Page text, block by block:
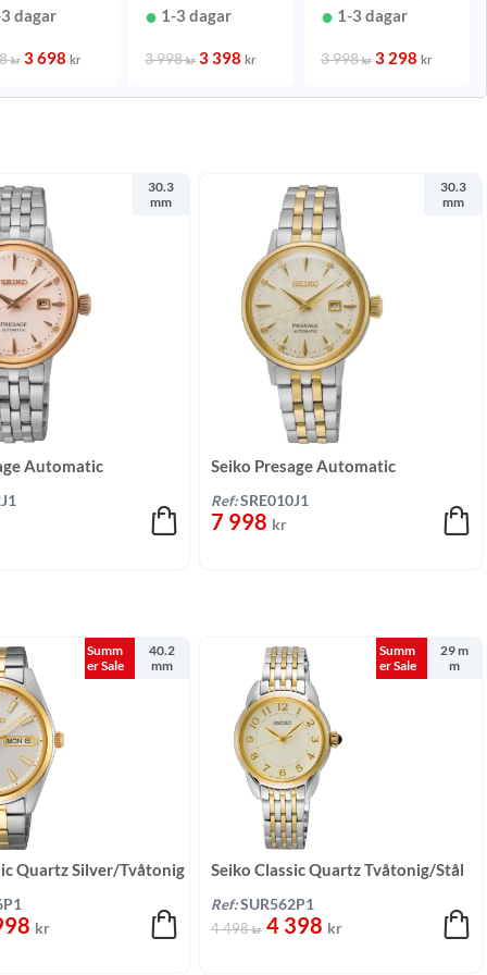
dagar
kr 3 698 kr
1-3 dagar
3 998kr 3 398kr
g 29,8 mm
1-3 dagar
3 998kr 3 298kr
30.3
mm
Automatic
30.3
mm
Seiko Presage Automatic
Ref:SRE010J1
7 998 kr
Summ
er Sale
40.2
mm
Quartz Silver/Tvåtonig
kr
Summ
er Sale
29 m
m
Seiko Classic Quartz Tvåtonig/Stål
Ref:SUR562P1
4 498kr 4 398 kr